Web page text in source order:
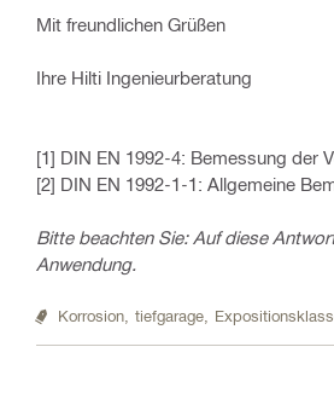
Mit freundlichen Grüßen
Ihre Hilti Ingenieurberatung
[1] DIN EN 1992-4: Bemessung der
[2] DIN EN 1992-1-1: Allgemeine
Bitte beachten Sie: Auf diese
Anwendung.
Korrosion, tiefgarage,